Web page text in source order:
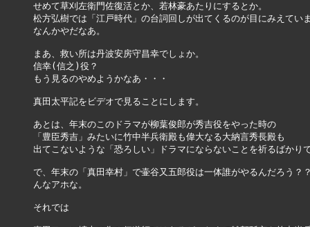
せめて草刈左衛門佐復活とか、若林豪あたりにするとか。
松方弘樹では「江戸時代」の台詞回しが出てくるのが目にみえてい
なんかやだなあ。
まあ、救い所は丹波安房守昌幸でしょか。
信幸(信之)役？
もう見るのやめようかなあ・・・
真田太平記をビデオで見ることにします。
あとは、年末のこのドラマが柳葉俊郎が秀吉役をやった時の
「豊臣秀吉」みたいに竹中半兵衛殿も偉大なる大納言秀長殿も
出てこないような「恐ろしい」ドラマにならないことを祈るばかり
で、年末の「真田幸村」で壷谷又五郎役は一体誰がやるんだろう？
んなアホな。
それでは